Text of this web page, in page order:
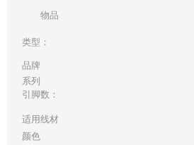
物品
类型：
品牌
系列
引脚数：
适用线材
颜色